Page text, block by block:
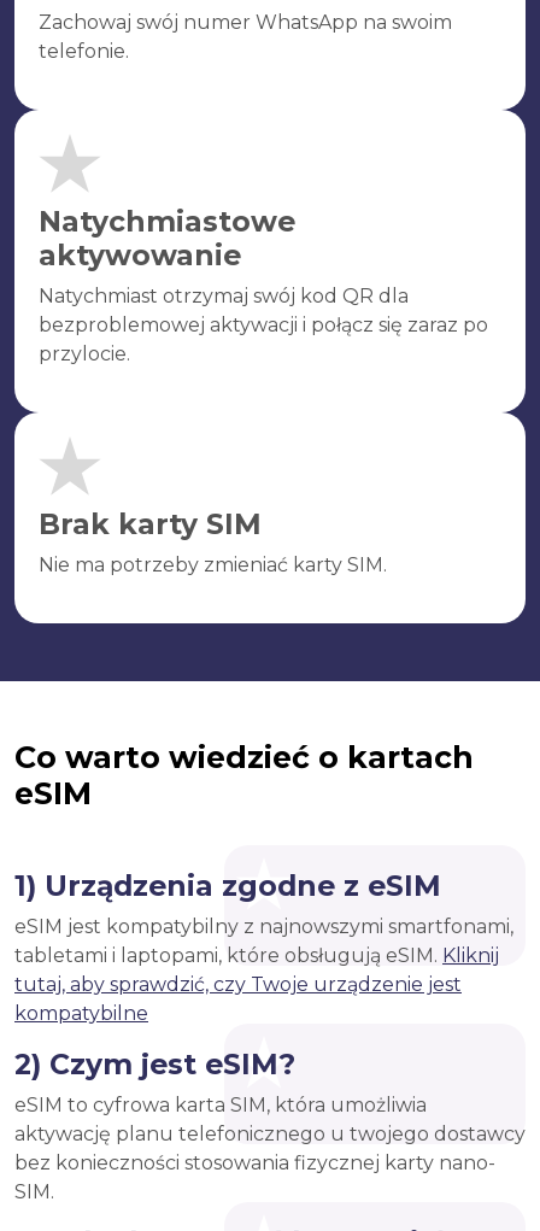
Zachowaj swój numer WhatsApp na swoim
telefonie.
Natychmiastowe
aktywowanie
Natychmiast otrzymaj swój kod QR dla
bezproblemowej aktywacji i połącz się zaraz po
przylocie.
Brak karty SIM
Nie ma potrzeby zmieniać karty SIM.
Co warto wiedzieć o kartach
eSIM
1) Urządzenia zgodne z eSIM
eSIM jest kompatybilny z najnowszymi smartfonami,
tabletami i laptopami, które obsługują eSIM. Kliknij
tutaj, aby sprawdzić, czy Twoje urządzenie jest
kompatybilne
2) Czym jest eSIM?
eSIM to cyfrowa karta SIM, która umożliwia
aktywację planu telefonicznego u twojego dostawcy
bez konieczności stosowania fizycznej karty nano-
SIM.